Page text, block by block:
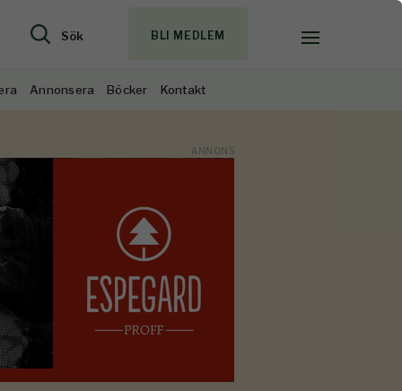
Sök BLI MEDLEM
Annonsera Böcker Kontakt